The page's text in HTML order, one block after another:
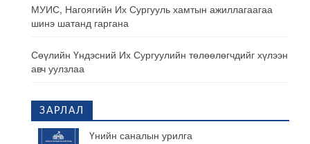
МУИС, Нагоягийн Их Сургууль хамтын ажиллагаагаа
шинэ шатанд гаргана
Сөүлийн Үндэсний Их Сургуулийн төлөөлөгчдийг хүлээн
авч уулзлаа
ЗАРЛАЛ
Үнийн саналын урилга